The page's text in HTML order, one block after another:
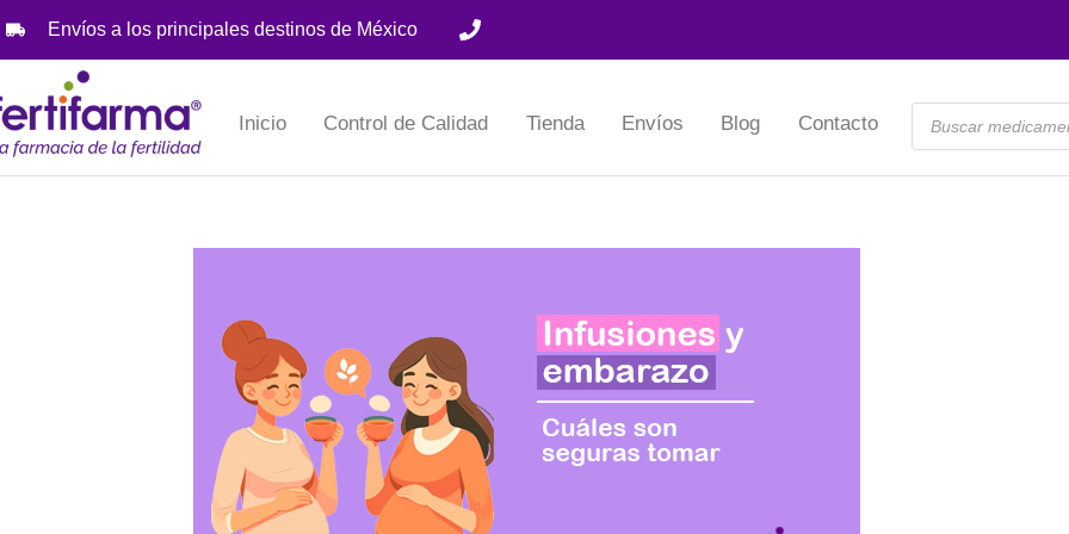
Envíos a los principales destinos de México
Inicio Control de Calidad Tienda Envíos Blog Contacto